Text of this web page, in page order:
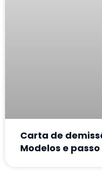
Carta de
Modelos e